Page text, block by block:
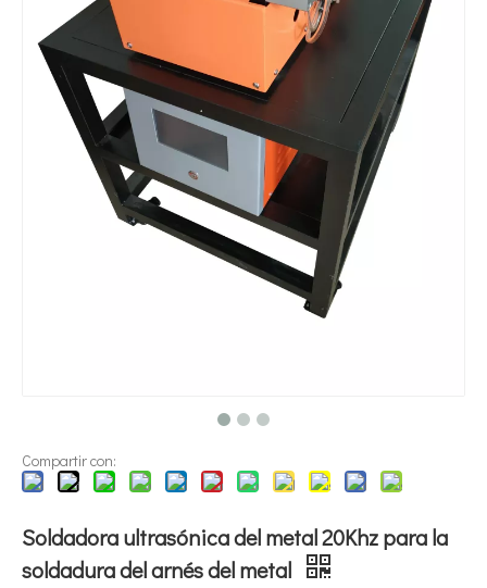
¿Qué es la tecnología de dispersión de pigmentos ultrasónica?
Actualmente, la investigación sobre la extracción de antioxidantes
¿Qué es la tecnología de extracción de té ultrasónica?
Actualmente, la investigación sobre la extracción de antioxidantes y
Compartir con:
Soldadora ultrasónica del metal 20Khz para la
soldadura del arnés del metal